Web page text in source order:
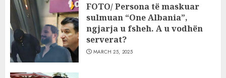
FOTO/ Persona të maskuar
sulmuan “One Albania”,
ngjarja u fsheh. A u vodhën
serverat?
MARCH 25, 2025